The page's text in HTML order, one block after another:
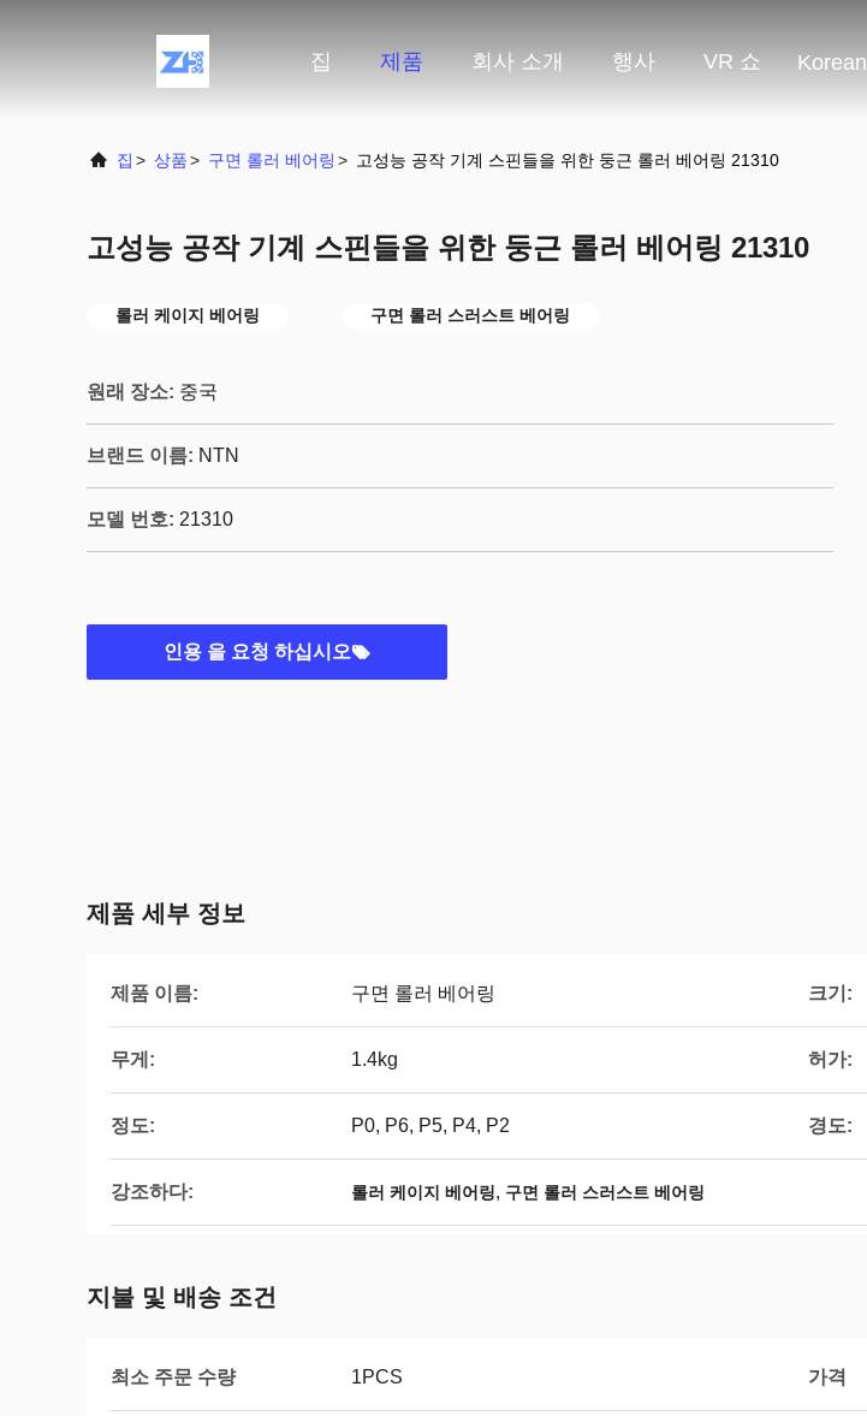
집 제품 회사 소개 행사 VR 쇼 Korean
집 > 상품> 구면 롤러 베어링 > 고성능 공작 기계 스핀들을 위한 둥근 롤러 베어링 21310
고성능 공작 기계 스핀들을 위한 둥근 롤러 베어링 21310
롤러 케이지 베어링 구면 롤러 스러스트 베어링
원래 장소: 중국
브랜드 이름: NTN
모델 번호: 21310
인용 을 요청 하십시오
제품 세부 정보
제품 이름: 구면 롤러 베어링 크기:
무게: 1.4kg 허가:
정도: P0, P6, P5, P4, P2 경도:
강조하다: 롤러 케이지 베어링, 구면 롤러 스러스트 베어링
지불 및 배송 조건
최소 주문 수량 1PCS 가격